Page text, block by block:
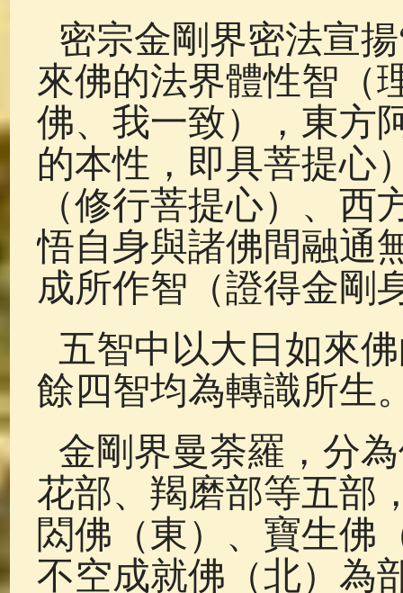
密宗金剛界密法宣
來佛的法界體性智（
佛、我一致），東方
的本性，即具菩提心
（修行菩提心）、
悟自身與諸佛間融通
成所作智（證得金剛
五智中以大日如來
餘四智均為轉識所生
金剛界曼荼羅，分
花部、羯磨部等五部
閦佛（東）、寶生佛
不空成就佛（北）為